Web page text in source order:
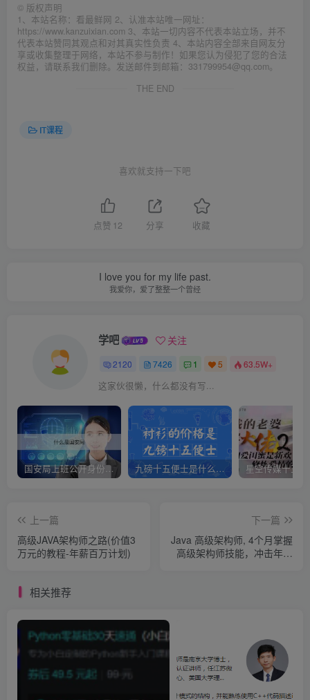
© 版权声明
1、本站名称：看最鲜网 2、认准本站唯一网址：
https://www.kanzuixian.com 3、本站一切内容不代表本站立场，并不
代表本站赞同其观点和对其真实性负责 4、本站内容全部来自网友分
享或收集整理于网络，本站不参与制作！如果您认为侵犯了您的合法
权益，请联系我们删除。发送邮件到邮箱：331799954@qq.com。
THE END
IT课程
喜欢就支持一下吧
点赞 12 分享 收藏
I love you for my life past.
我爱你，爱了整整一个曾经
学吧 关注
2120 7426 1 5 63.5W+
这家伙很懒，什么都没有写...
国安局上班公开身份是什么（国安身份对家人保密吗） 九磅十五便士是什么意思（九磅十五便士是什么梗）
上一篇
高级JAVA架构师之路(价值3
万元的教程-年薪百万计划)
下一篇
Java 高级架构师, 4个月掌握
高级架构师技能，冲击年薪
相关推荐